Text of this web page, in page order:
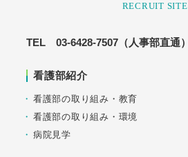
RECRUIT SITE
TEL 03-6428-7507（人事部直通）
看護部紹介
看護部の取り組み・教育
看護部の取り組み・環境
病院見学